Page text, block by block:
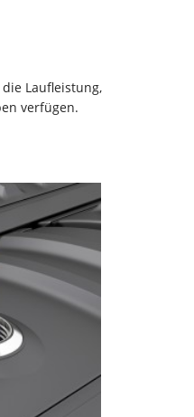
Laufleistung,
verfügen.